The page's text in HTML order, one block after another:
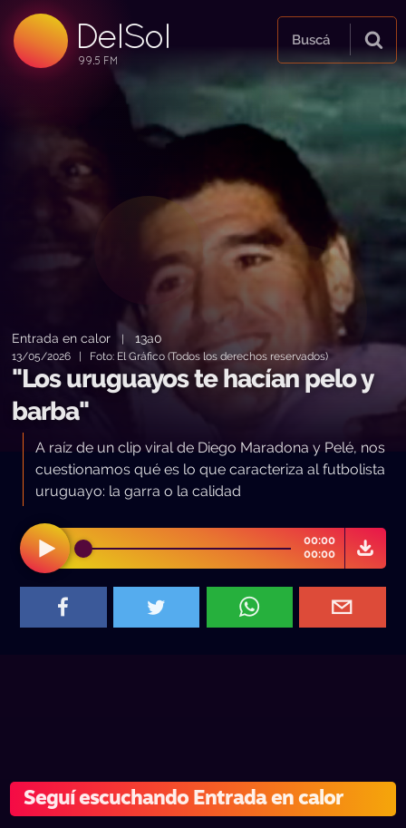
DelSol
99.5 FM
99.5 FM
99.5 FM
Buscá
Entrada en calor |13a0
13/05/2026 | Foto: El Gráfico (Todos los derechos reservados)
"Los uruguayos te hacían pelo y
barba"
A raíz de un clip viral de Diego Maradona y Pelé, nos
cuestionamos qué es lo que caracteriza al futbolista
uruguayo: la garra o la calidad
00:00
00:00
Seguí escuchando Entrada en calor